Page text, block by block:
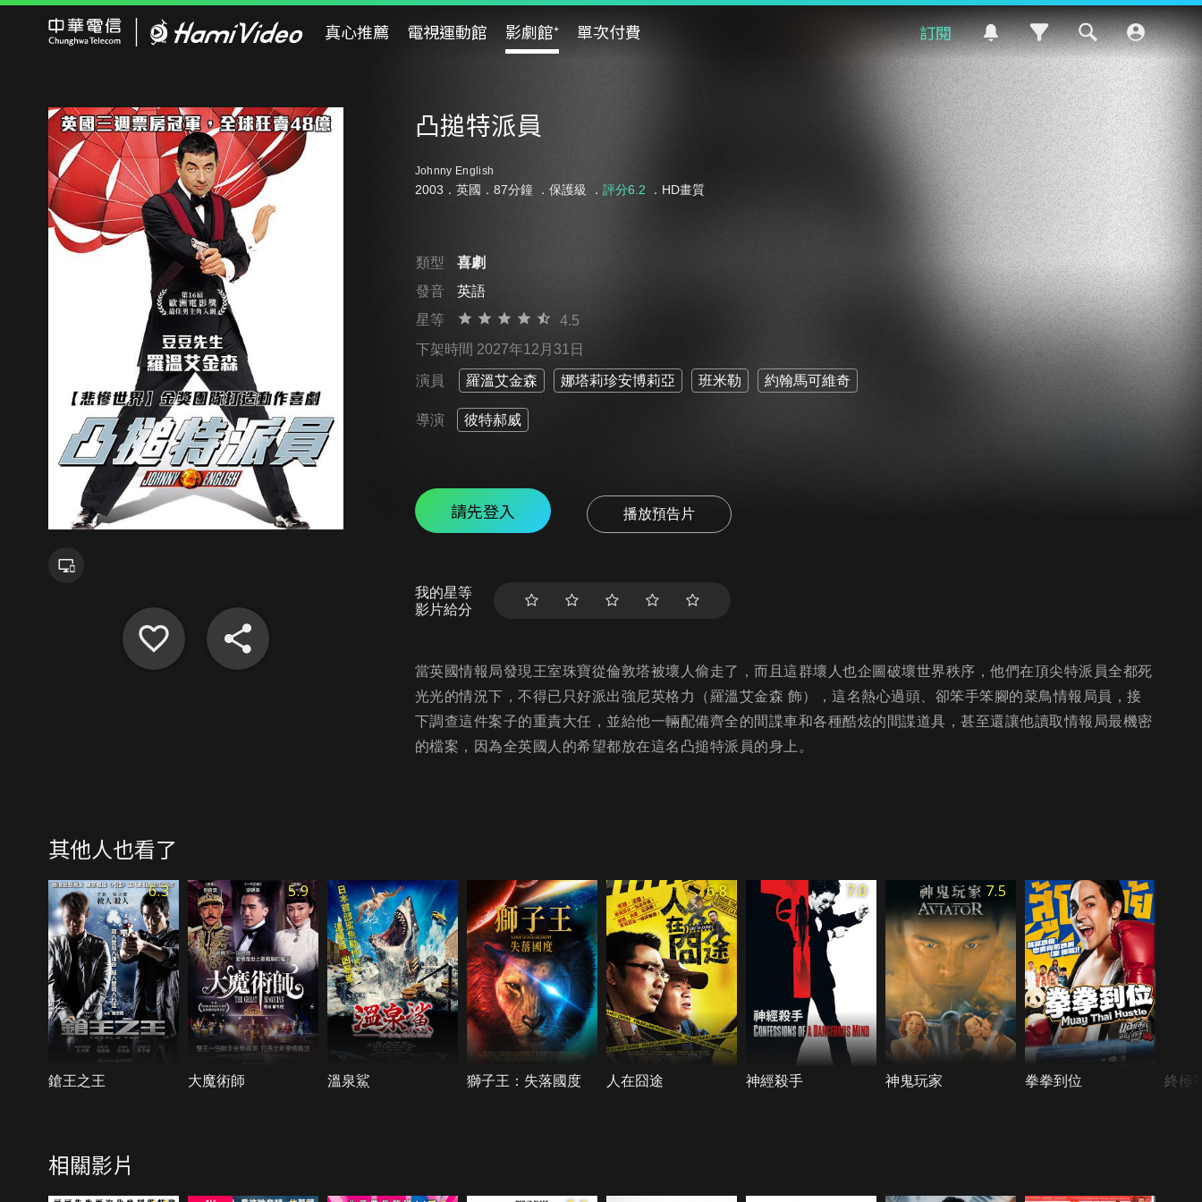
真心推薦 電視運動館 影劇館⁺ 單次付費 訂閱
凸搥特派員
Johnny English
2003．英國．87分鐘 ． 保護級 ． 評分6.2 ．HD畫質
類型
喜劇
發音
英語
星等
4.5
下架時間 2027年12月31日
演員 羅溫艾金森 娜塔莉珍安博莉亞 班米勒 約翰馬可維奇
導演 彼特郝威
請先登入 播放預告片
我的星等
影片給分
當英國情報局發現王室珠寶從倫敦塔被壞人偷走了，而且這群壞人也企圖破壞世界秩序，他們在頂尖特派員全都死
光光的情況下，不得已只好派出強尼英格力（羅溫艾金森 飾），這名熱心過頭、卻笨手笨腳的菜鳥情報局員，接
下調查這件案子的重責大任，並給他一輛配備齊全的間諜車和各種酷炫的間諜道具，甚至還讓他讀取情報局最機密
的檔案，因為全英國人的希望都放在這名凸搥特派員的身上。
其他人也看了
6.3
鎗王之王
5.9
大魔術師 溫泉鯊 獅子王：失落國度
6.8
人在囧途
7.0
神經殺手
7.5
神鬼玩家 拳拳到位 終極
相關影片